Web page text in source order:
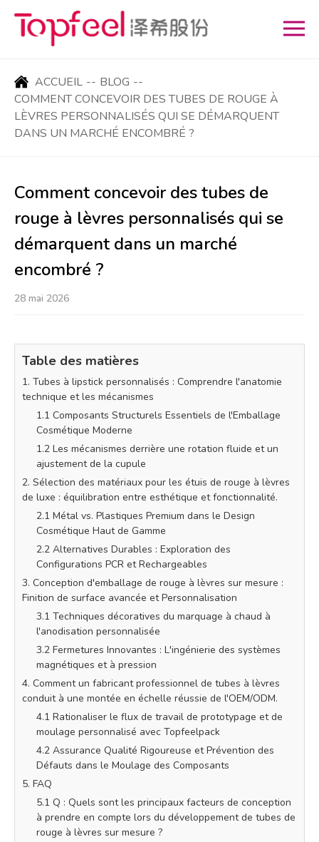
ACCUEIL -- BLOG --
COMMENT CONCEVOIR DES TUBES DE ROUGE À
LÈVRES PERSONNALISÉS QUI SE DÉMARQUENT
DANS UN MARCHÉ ENCOMBRÉ ?
Comment concevoir des tubes de
rouge à lèvres personnalisés qui se
démarquent dans un marché
encombré ?
28 mai 2026
Table des matières
1. Tubes à lipstick personnalisés : Comprendre l'anatomie
technique et les mécanismes
1.1 Composants Structurels Essentiels de l'Emballage
Cosmétique Moderne
1.2 Les mécanismes derrière une rotation fluide et un
ajustement de la cupule
2. Sélection des matériaux pour les étuis de rouge à lèvres
de luxe : équilibration entre esthétique et fonctionnalité.
2.1 Métal vs. Plastiques Premium dans le Design
Cosmétique Haut de Gamme
2.2 Alternatives Durables : Exploration des
Configurations PCR et Rechargeables
3. Conception d'emballage de rouge à lèvres sur mesure :
Finition de surface avancée et Personnalisation
3.1 Techniques décoratives du marquage à chaud à
l'anodisation personnalisée
3.2 Fermetures Innovantes : L'ingénierie des systèmes
magnétiques et à pression
4. Comment un fabricant professionnel de tubes à lèvres
conduit à une montée en échelle réussie de l'OEM/ODM.
4.1 Rationaliser le flux de travail de prototypage et de
moulage personnalisé avec Topfeelpack
4.2 Assurance Qualité Rigoureuse et Prévention des
Défauts dans le Moulage des Composants
5. FAQ
5.1 Q : Quels sont les principaux facteurs de conception
à prendre en compte lors du développement de tubes de
rouge à lèvres sur mesure ?